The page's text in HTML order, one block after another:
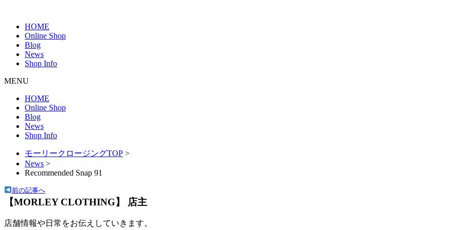
HOME
Online Shop
Blog
News
Shop Info
MENU
HOME
Online Shop
Blog
News
Shop Info
モーリークロージングTOP >
News >
Recommended Snap 91
前の記事へ
【MORLEY CLOTHING】 店主
店舗情報や日常をお伝えしていきます。